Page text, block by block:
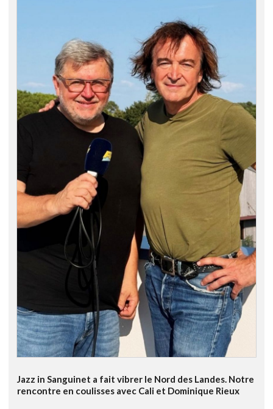
Jazz in Sanguinet a fait vibrer le Nord des Landes. Notre
rencontre en coulisses avec Cali et Dominique Rieux